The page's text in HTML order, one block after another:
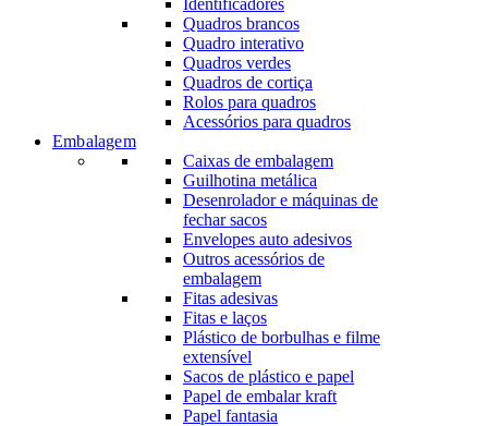
Identificadores
Quadros brancos
Quadro interativo
Quadros verdes
Quadros de cortiça
Rolos para quadros
Acessórios para quadros
Embalagem
Caixas de embalagem
Guilhotina metálica
Desenrolador e máquinas de
fechar sacos
Envelopes auto adesivos
Outros acessórios de
embalagem
Fitas adesivas
Fitas e laços
Plástico de borbulhas e filme
extensível
Sacos de plástico e papel
Papel de embalar kraft
Papel fantasia